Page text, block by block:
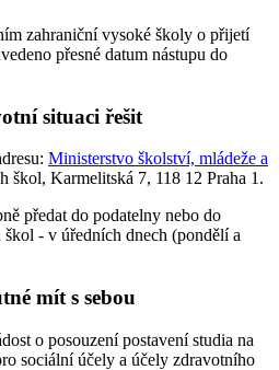
zahraniční vysoké školy o přijetí
přesné datum nástupu do
situaci řešit
Ministerstvo školství, mládeže a
škol, Karmelitská 7, 118 12 Praha 1.
předat do podatelny nebo do
- v úředních dnech (pondělí a
mít s sebou
o posouzení postavení studia na
sociální účely a účely zdravotního